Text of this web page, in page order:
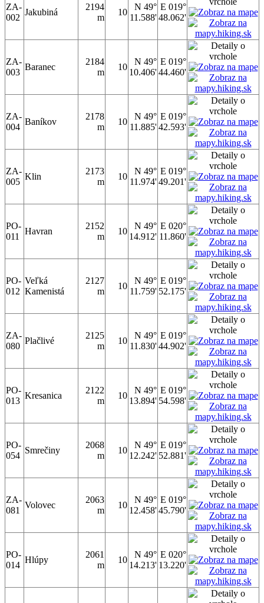
ZA-
002
Jakubiná
2194
m
10
N 49°
11.588'
E 019°
48.062'
ZA-
003
Baranec
2184
m
10
N 49°
10.406'
E 019°
44.460'
ZA-
004
Baníkov
2178
m
10
N 49°
11.885'
E 019°
42.593'
ZA-
005
Klin
2173
m
10
N 49°
11.974'
E 019°
49.201'
PO-
011
Havran
2152
m
10
N 49°
14.912'
E 020°
11.860'
PO-
012
Veľká
Kamenistá
2127
m
10
N 49°
11.759'
E 019°
52.175'
ZA-
080
Plačlivé
2125
m
10
N 49°
11.830'
E 019°
44.902'
PO-
013
Kresanica
2122
m
10
N 49°
13.894'
E 019°
54.598'
PO-
054
Smrečiny
2068
m
10
N 49°
12.242'
E 019°
52.881'
ZA-
081
Volovec
2063
m
10
N 49°
12.458'
E 019°
45.790'
PO-
014
Hlúpy
2061
m
10
N 49°
14.213'
E 020°
13.220'